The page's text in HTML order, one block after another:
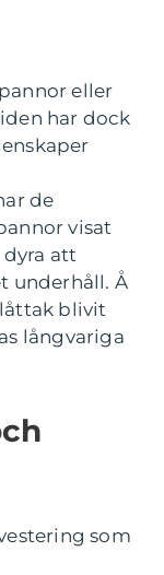
eller
har dock
de
visat
dyra att
underhåll. Å
blivit
långvariga
som